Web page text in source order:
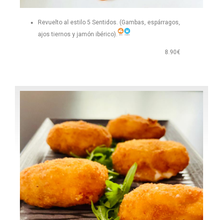
Revuelto al estilo 5 Sentidos. (Gambas, espárragos,
ajos tiernos y jamón ibérico).
8.90€